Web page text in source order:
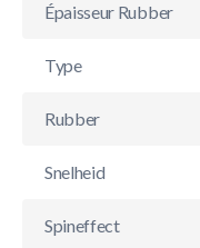
Épaisseur Rubber
Type
Rubber
Snelheid
Spineffect